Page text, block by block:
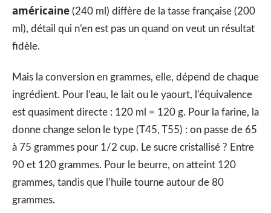
américaine (240 ml) diffère de la tasse française (200
ml), détail qui n’en est pas un quand on veut un résultat
fidèle.
Mais la conversion en grammes, elle, dépend de chaque
ingrédient. Pour l’eau, le lait ou le yaourt, l’équivalence
est quasiment directe : 120 ml = 120 g. Pour la farine, la
donne change selon le type (T45, T55) : on passe de 65
à 75 grammes pour 1/2 cup. Le sucre cristallisé ? Entre
90 et 120 grammes. Pour le beurre, on atteint 120
grammes, tandis que l’huile tourne autour de 80
grammes.